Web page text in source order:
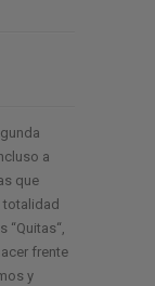
a
que
totalidad
“Quitas“,
frente
y